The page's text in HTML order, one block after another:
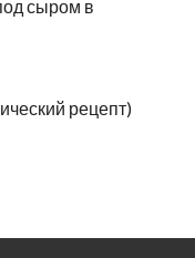
сыром в
рецепт)